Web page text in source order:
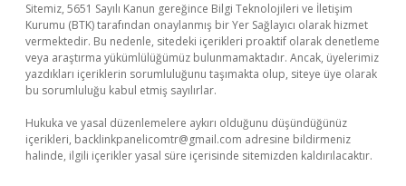
Sitemiz, 5651 Sayılı Kanun gereğince Bilgi Teknolojileri ve İletişim
Kurumu (BTK) tarafından onaylanmış bir Yer Sağlayıcı olarak hizmet
vermektedir. Bu nedenle, sitedeki içerikleri proaktif olarak denetleme
veya araştırma yükümlülüğümüz bulunmamaktadır. Ancak, üyelerimiz
yazdıkları içeriklerin sorumluluğunu taşımakta olup, siteye üye olarak
bu sorumluluğu kabul etmiş sayılırlar.
Hukuka ve yasal düzenlemelere aykırı olduğunu düşündüğünüz
içerikleri, backlinkpanelicomtr@gmail.com adresine bildirmeniz
halinde, ilgili içerikler yasal süre içerisinde sitemizden kaldırılacaktır.